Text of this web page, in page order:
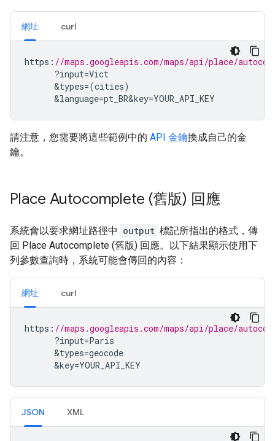
網址 curl
https : //maps.googleapis.com/maps/api/place/
?input=Vict
&types=(cities)
&language=pt_BR&key=YOUR_API_KEY
請注意，您需要將這些範例中的 API 金鑰換成自己的金
鑰。
Place Autocomplete (舊版) 回應
系統會以要求網址路徑中 output 標記所指出的格式，傳
回 Place Autocomplete (舊版) 回應。以下結果顯示使用下
列參數查詢時，系統可能會傳回的內容：
網址 curl
https : //maps.googleapis.com/maps/api/place/
?input=Paris
&types=geocode
&key=YOUR_API_KEY
JSON XML